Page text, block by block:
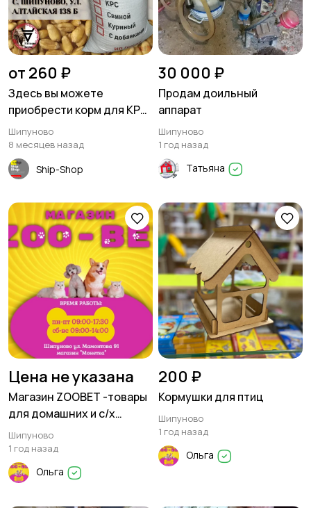
от 260 ₽
Здесь вы можете
приобрести корм для КРС,
свиней и кур в Шипуново
Шипуново
8 месяцев назад
Ship-Shop
30 000 ₽
Продам доильный
аппарат
Шипуново
1 год назад
Татьяна
Цена не указана
Магазин ZOOBET -товары
для домашних и с/х
животных
Шипуново
1 год назад
Ольга
200 ₽
Кормушки для птиц
Шипуново
1 год назад
Ольга